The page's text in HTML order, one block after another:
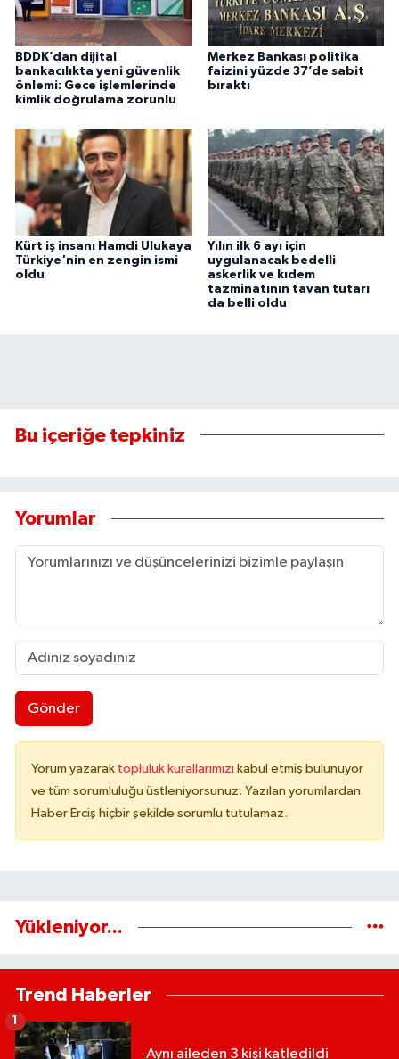
BDDK’dan dijital
bankacılıkta yeni güvenlik
önlemi: Gece işlemlerinde
kimlik doğrulama zorunlu
Merkez Bankası politika
faizini yüzde 37’de sabit
bıraktı
Kürt iş insanı Hamdi Ulukaya
Türkiye'nin en zengin ismi
oldu
Yılın ilk 6 ayı için
uygulanacak bedelli
askerlik ve kıdem
tazminatının tavan tutarı
da belli oldu
Bu içeriğe tepkiniz
Yorumlar
Gönder
Yorum yazarak topluluk kurallarımızı kabul etmiş bulunuyor
ve tüm sorumluluğu üstleniyorsunuz. Yazılan yorumlardan
Haber Erciş hiçbir şekilde sorumlu tutulamaz.
Yükleniyor...
Trend Haberler
Aynı aileden 3 kişi katledildi